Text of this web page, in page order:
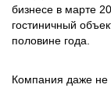
бизнесе в марте
гостиничный
половине года.
Компания даже не